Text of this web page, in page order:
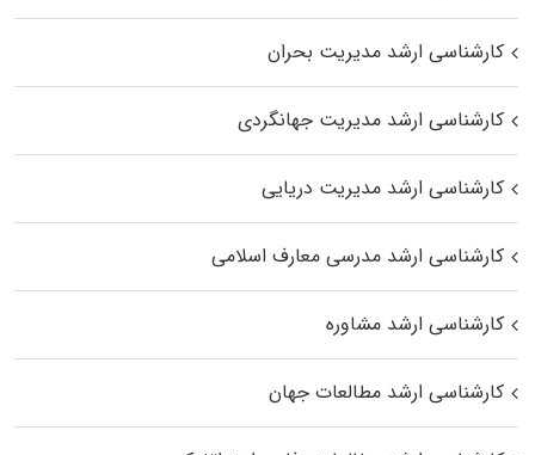
کارشناسی ارشد مدیریت بحران
کارشناسی ارشد مدیریت جهانگردی
کارشناسی ارشد مدیریت دریایی
کارشناسی ارشد مدرسی معارف اسلامی
کارشناسی ارشد مشاوره
کارشناسی ارشد مطالعات جهان